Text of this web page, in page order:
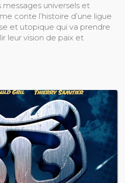
universels et
conte l’histoire d’une ligue
et utopique qui va prendre
leur vision de paix et